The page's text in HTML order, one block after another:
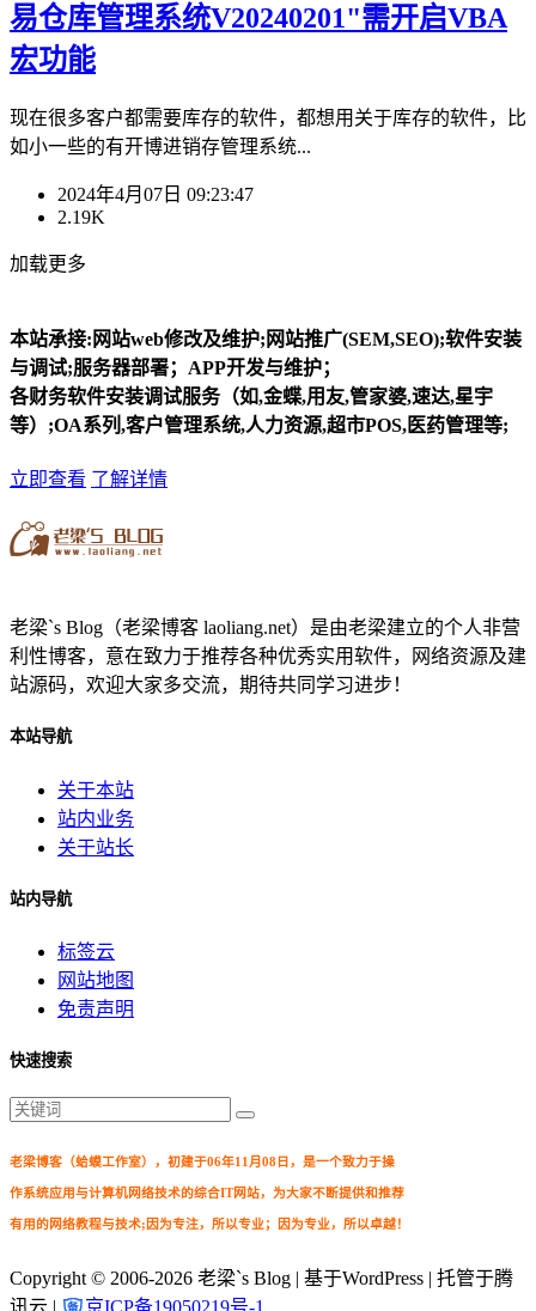
易仓库管理系统V20240201"需开启VBA
宏功能
现在很多客户都需要库存的软件，都想用关于库存的软件，比
如小一些的有开博进销存管理系统...
2024年4月07日 09:23:47
2.19K
加载更多
本站承接:网站web修改及维护;网站推广(SEM,SEO);软件安装
与调试;服务器部署；APP开发与维护；
各财务软件安装调试服务（如,金蝶,用友,管家婆,速达,星宇
等）;OA系列,客户管理系统,人力资源,超市POS,医药管理等;
立即查看 了解详情
老梁`s Blog（老梁博客 laoliang.net）是由老梁建立的个人非营
利性博客，意在致力于推荐各种优秀实用软件，网络资源及建
站源码，欢迎大家多交流，期待共同学习进步！
本站导航
关于本站
站内业务
关于站长
站内导航
标签云
网站地图
免责声明
快速搜索
老梁博客（蛤蟆工作室），初建于06年11月08日，是一个致力于操
作系统应用与计算机网络技术的综合IT网站，为大家不断提供和推荐
有用的网络教程与技术;因为专注，所以专业；因为专业，所以卓越！
Copyright © 2006-2026 老梁`s Blog | 基于WordPress | 托管于腾
讯云 |
京ICP备19050219号-1